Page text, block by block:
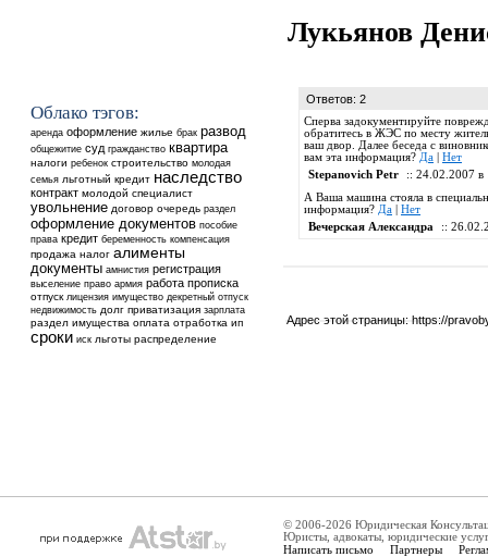
Облако тэгов:
аренда оформление жилье брак развод
общежитие суд гражданство квартира
налоги ребенок строительство молодая
семья льготный кредит наследство
контракт молодой специалист
увольнение договор очередь раздел
оформление документов пособие
права кредит беременность компенсация
продажа налог алименты
документы амнистия регистрация
выселение право армия работа прописка
отпуск лицензия имущество декретный отпуск
недвижимость долг приватизация зарплата
раздел имущества оплата отработка ип
сроки иск льготы распределение
Лукьянов
Ответов: 2
Сперва задокументируйте
обратитесь в ЖЭС по месту
ваш двор. Далее беседа с
вам эта информация? Да
Нет
Stepanovich Petr
:: 24.02.2007
А Ваша машина стояла в
информация? Да
Нет
Вечерская Александра
::
Адрес этой страницы: https://
© 2006-2026 Юридическая
Юристы, адвокаты, юридические
Написать письмо Партнеры